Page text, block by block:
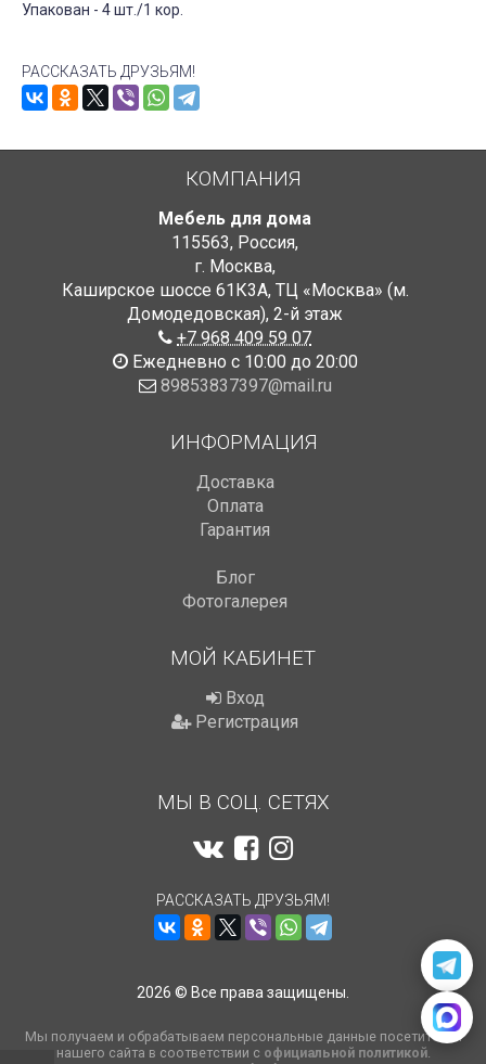
Упакован - 4 шт./1 кор.
РАССКАЗАТЬ ДРУЗЬЯМ!
КОМПАНИЯ
Мебель для дома
115563, Россия,
г. Москва,
Каширское шоссе 61К3А, ТЦ «Москва» (м.
Домодедовская), 2-й этаж
+7 968 409 59 07
Ежедневно с 10:00 до 20:00
89853837397@mail.ru
ИНФОРМАЦИЯ
Доставка
Оплата
Гарантия
Блог
Фотогалерея
МОЙ КАБИНЕТ
Вход
Регистрация
МЫ В СОЦ. СЕТЯХ
РАССКАЗАТЬ ДРУЗЬЯМ!
2026 © Все права защищены.
Мы получаем и обрабатываем персональные данные посетителей
нашего сайта в соответствии с официальной политикой.